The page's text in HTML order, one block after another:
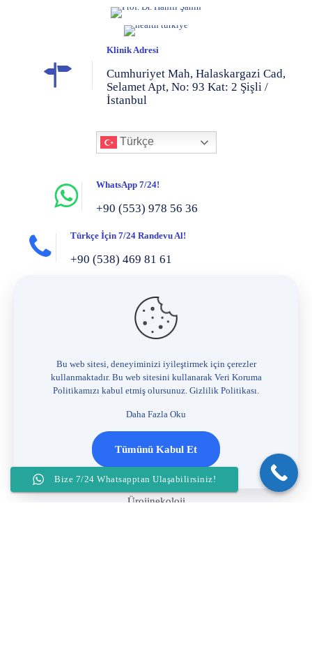
Klinik Adresi
Cumhuriyet Mah, Halaskargazi Cad,
Selamet Apt, No: 93 Kat: 2 Şişli /
İstanbul
Türkçe
WhatsApp 7/24!
+90 (553) 978 56 36
Türkçe İçin 7/24 Randevu Al!
+90 (538) 469 81 61
+90 (553) 890 03 81
Bize her zaman, 7/24 e-posta gönderin!
info@hanifisahin.com.tr
Hizmetlerimiz
Kadın kanserleri
Genital estetik
Ürojinekoloji
Bu web sitesi, deneyiminizi iyileştirmek için çerezler
kullanmaktadır. Bu web sitesini kullanarak Veri Koruma
Politikamızı kabul etmiş olursunuz. Gizlilik Politikası.
Daha Fazla Oku
Tümünü Kabul Et
Bize 7/24 Whatsapptan Ulaşabilirsiniz!